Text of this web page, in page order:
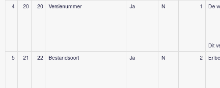
4
20 20 Versienummer Ja N 1 De
Dit
5
21 22 Bestandsoort Ja N 2 Er